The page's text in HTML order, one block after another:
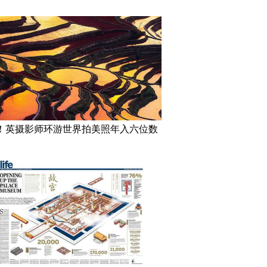
英摄影师环游世界拍美照年入六位数